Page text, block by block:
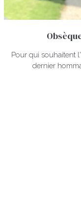
Pour qui souhaitent
dernier